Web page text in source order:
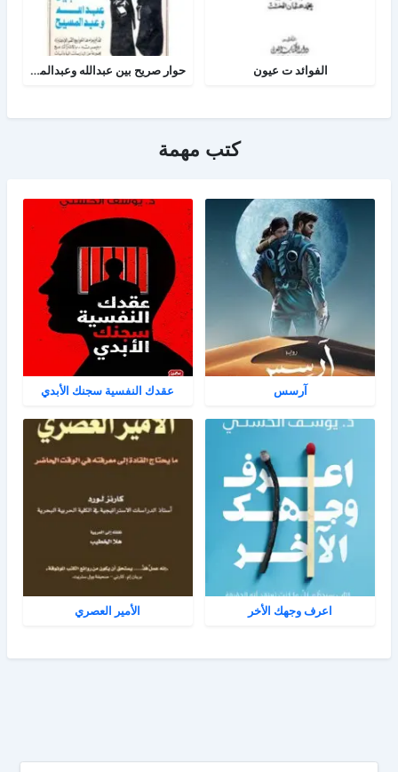
الفوائد ت عيون حوار صريح بين عبدالله وعبدالمسيح
كتب مهمة
آرسس عقدك النفسية سجنك الأبدي
اعرف وجهك الأخر الأمير العصري